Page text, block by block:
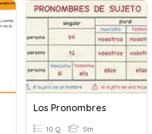
Los Pronombres
10 Q 5th